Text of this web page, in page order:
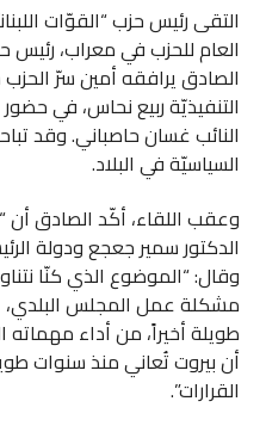
التقى رئيس حزب “القوّات
العام للحزب في معراب، رئيس
الصادق يرافقه أمين سرّ
التنفيذيّة ربيع نحاس، في
النائب غسان حاصباني. وقد
السياسيّة في البلاد.
وعقب اللقاء، أكّد الصادق أن
الدكتور سمير جعجع ودولة
وقال: “الموضوع الذي كنّا
مشكلة عمل المجلس البلدي،
طويلة أخيراً، من أداء مهماته
أن بيروت تُعاني منذ سنوات
القرارات”.